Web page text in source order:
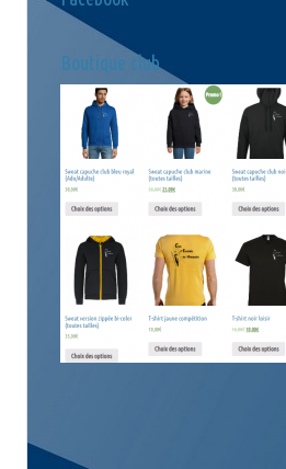
Boutique club